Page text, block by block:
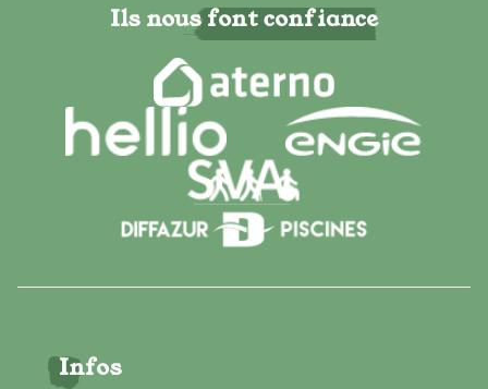
Ils nous font confiance
Infos